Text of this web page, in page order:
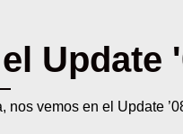
Update
vemos en el Update